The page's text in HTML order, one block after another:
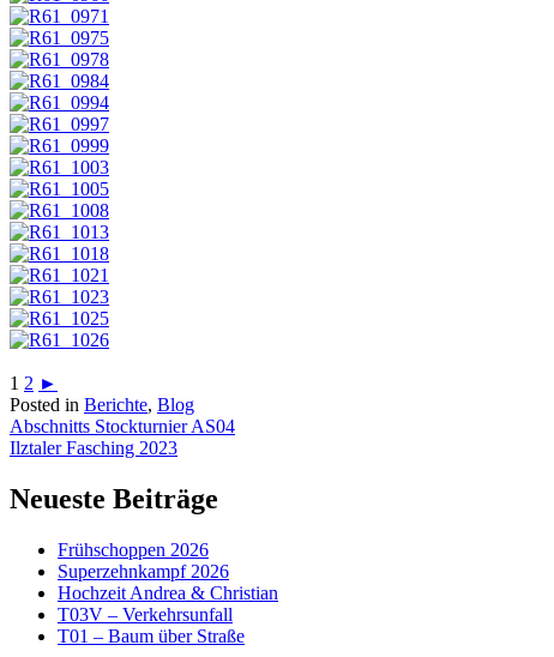
1 2 ►
Posted in Berichte, Blog
Beitragsnavigation
Abschnitts Stockturnier AS04
Ilztaler Fasching 2023
Neueste Beiträge
Frühschoppen 2026
Superzehnkampf 2026
Hochzeit Andrea & Christian
T03V – Verkehrsunfall
T01 – Baum über Straße